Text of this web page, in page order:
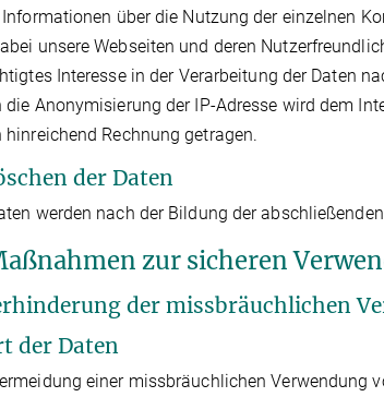
Informationen über die Nutzung der einzelnen
unsere Webseiten und deren
Interesse in der Verarbeitung der Daten
die Anonymisierung der IP-Adresse wird dem
hinreichend Rechnung getragen.
der Daten
werden nach der Bildung der
zur sicheren
der missbräuchlichen
der Daten
einer missbräuchlichen Verwendung